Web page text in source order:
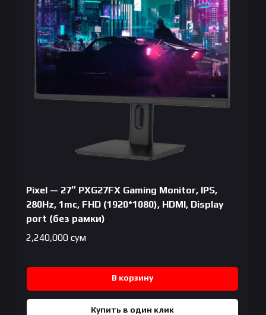
Pixel — 27″ PXG27FX Gaming Monitor, IPS,
280Hz, 1mc, FHD (1920*1080), HDMI, Display
port (без рамки)
2,240,000 сум
В корзину
Купить в один клик